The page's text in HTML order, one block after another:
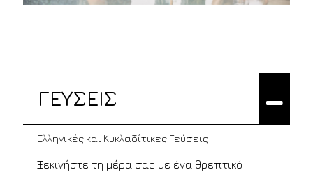
ΓΕΥΣΕΙΣ
Ελληνικές και Κυκλαδίτικες Γεύσεις
Ξεκινήστε τη μέρα σας με ένα θρεπτικό